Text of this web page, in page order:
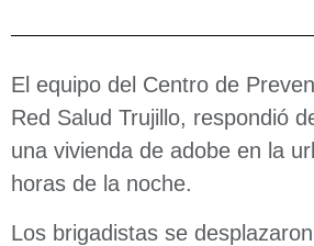
El equipo del Centro de
Red Salud Trujillo, respondió
una vivienda de adobe en la
horas de la noche.
Los brigadistas se